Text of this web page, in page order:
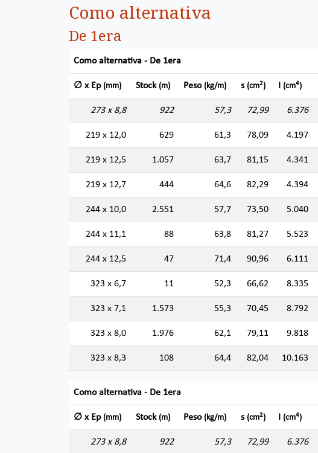
Como alternativa
De 1era
Como alternativa - De 1era
∅ x Ep (mm) Stock (m) Peso (kg/m) s (cm2) I (cm4)
273 x 8,8 922 57,3 72,99 6.376
219 x 12,0 629 61,3 78,09 4.197
219 x 12,5 1.057 63,7 81,15 4.341
219 x 12,7 444 64,6 82,29 4.394
244 x 10,0 2.551 57,7 73,50 5.040
244 x 11,1 88 63,8 81,27 5.523
244 x 12,5 47 71,4 90,96 6.111
323 x 6,7 11 52,3 66,62 8.335
323 x 7,1 1.573 55,3 70,45 8.792
323 x 8,0 1.976 62,1 79,11 9.818
323 x 8,3 108 64,4 82,04 10.163
Como alternativa - De 1era
∅ x Ep (mm) Stock (m) Peso (kg/m) s (cm2) I (cm4)
273 x 8,8 922 57,3 72,99 6.376